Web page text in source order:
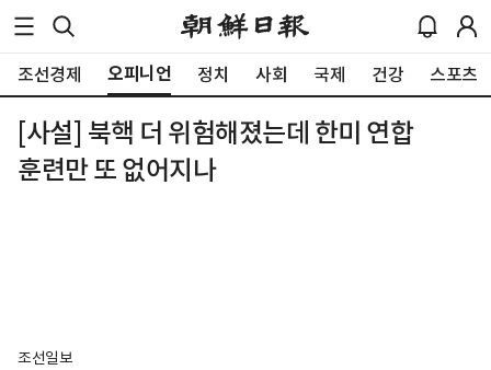
조선경제 오피니언 정치 사회 국제 건강 스포츠
[사설] 북핵 더 위험해졌는데 한미 연합
훈련만 또 없어지나
조선일보